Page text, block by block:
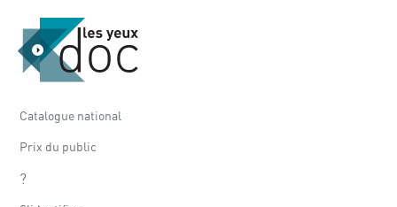
Catalogue national
Prix du public
?